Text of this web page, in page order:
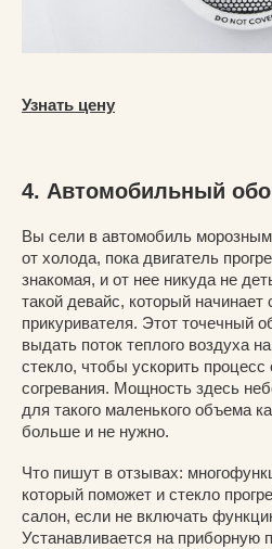
Узнать цену
4. Автомобильный
Вы сели в автомобиль
от холода, пока двигатель
знакомая, и от нее никуда не
такой девайс, который начинает
прикуривателя. Этот точечный
выдать поток теплого воздуха
стекло, чтобы ускорить процесс
согревания. Мощность здесь
для такого маленького объема
больше и не нужно.
Что пишут в отзывах:
который поможет и стекло
салон, если не включать
Устанавливается на приборную